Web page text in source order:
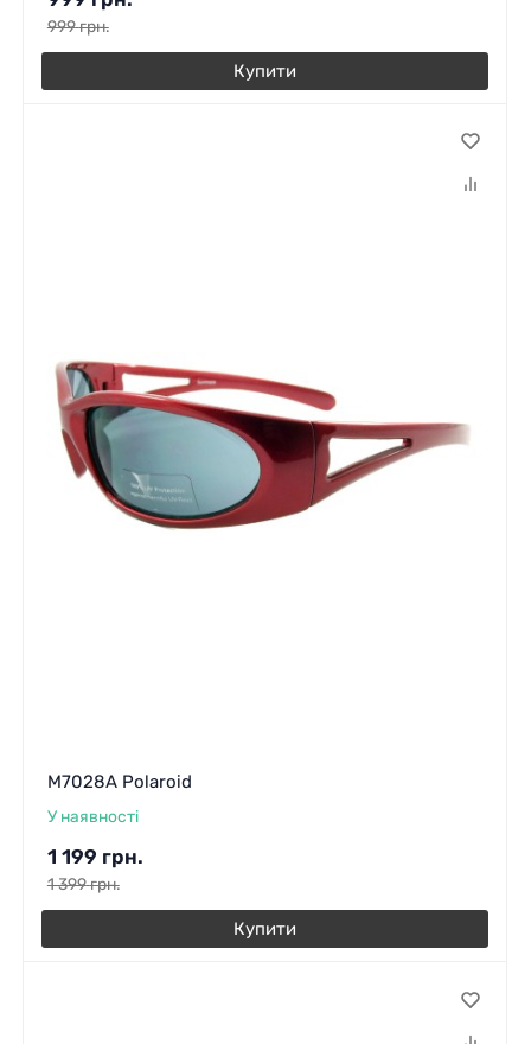
999грн.
Купити
M7028A Polaroid
У наявності
1 199 грн.
1 399грн.
Купити